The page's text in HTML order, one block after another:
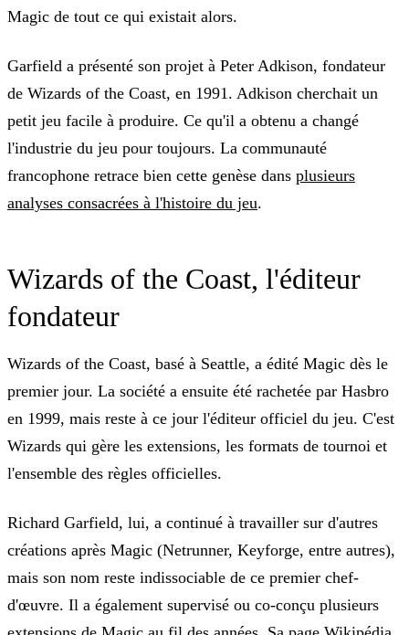
Magic de tout ce qui existait alors.
Garfield a présenté son projet à Peter Adkison, fondateur
de Wizards of the Coast, en 1991. Adkison cherchait un
petit jeu facile à produire. Ce qu'il a obtenu a changé
l'industrie du jeu pour toujours. La communauté
francophone retrace bien cette genèse dans plusieurs
analyses consacrées à l'histoire du jeu.
Wizards of the Coast, l'éditeur
fondateur
Wizards of the Coast, basé à Seattle, a édité Magic dès le
premier jour. La société a ensuite été rachetée par Hasbro
en 1999, mais reste à ce jour l'éditeur officiel du jeu. C'est
Wizards qui gère les extensions, les formats de tournoi et
l'ensemble des règles officielles.
Richard Garfield, lui, a continué à travailler sur d'autres
créations après Magic (Netrunner, Keyforge, entre autres),
mais son nom reste indissociable de ce premier chef-
d'œuvre. Il a également supervisé ou co-conçu plusieurs